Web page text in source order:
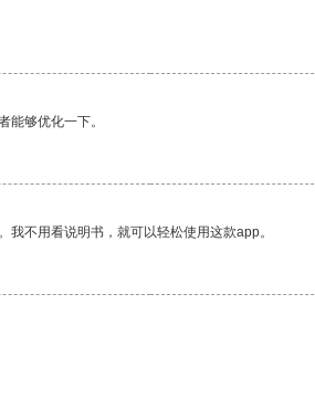
能够优化一下。
不用看说明书，就可以轻松使用这款app。